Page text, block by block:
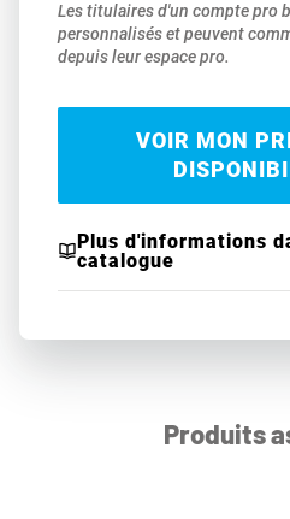
Les titulaires d'un compte pro
personnalisés et peuvent
depuis leur espace pro.
VOIR MON
Plus d'informations
catalogue
Produits